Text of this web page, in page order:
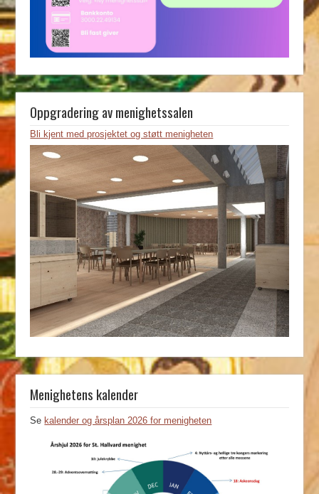
Oppgradering av menighetssalen
Bli kjent med prosjektet og støtt menigheten
Menighetens kalender
Se kalender og årsplan 2026 for menigheten